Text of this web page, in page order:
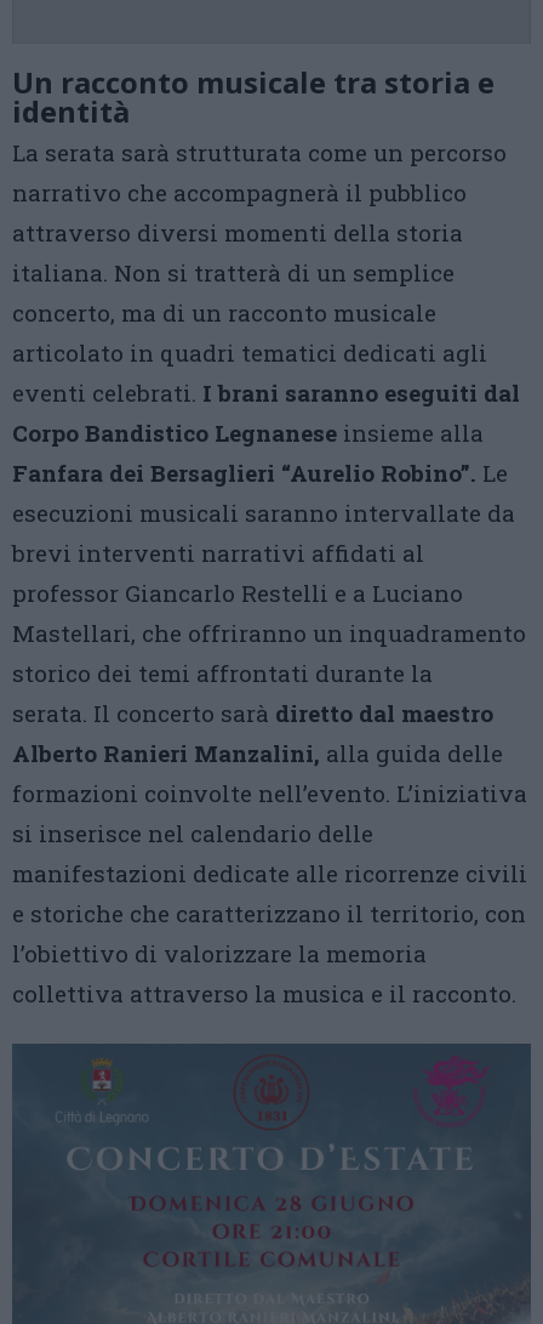
Un racconto musicale tra storia e
identità
La serata sarà strutturata come un percorso
narrativo che accompagnerà il pubblico
attraverso diversi momenti della storia
italiana. Non si tratterà di un semplice
concerto, ma di un racconto musicale
articolato in quadri tematici dedicati agli
eventi celebrati. I brani saranno eseguiti dal
Corpo Bandistico Legnanese insieme alla
Fanfara dei Bersaglieri “Aurelio Robino”. Le
esecuzioni musicali saranno intervallate da
brevi interventi narrativi affidati al
professor Giancarlo Restelli e a Luciano
Mastellari, che offriranno un inquadramento
storico dei temi affrontati durante la
serata. Il concerto sarà diretto dal maestro
Alberto Ranieri Manzalini, alla guida delle
formazioni coinvolte nell’evento. L’iniziativa
si inserisce nel calendario delle
manifestazioni dedicate alle ricorrenze civili
e storiche che caratterizzano il territorio, con
l’obiettivo di valorizzare la memoria
collettiva attraverso la musica e il racconto.